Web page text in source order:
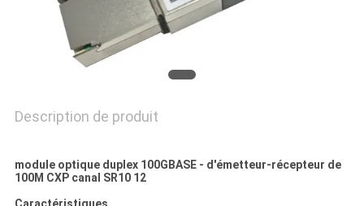
UN DEVIS
SITE
POLITIQUE
DE
Description de produit
module optique duplex 100GBASE - d'émetteur-récepteur de
100M CXP canal SR10 12